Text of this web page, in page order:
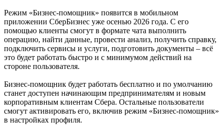
Режим «Бизнес-помощник» появится в мобильном
приложении СберБизнес уже осенью 2026 года. С его
помощью клиенты смогут в формате чата выполнить
операцию, найти данные, провести анализ, получить справку,
подключить сервисы и услуги, подготовить документы – всё
это будет работать быстро и с минимумом действий на
стороне пользователя.
Бизнес-помощник будет работать бесплатно и по умолчанию
станет доступен начинающим предпринимателям и новым
корпоративным клиентам Сбера. Остальные пользователи
смогут активировать его, включив режим «Бизнес-помощник»
в настройках профиля.